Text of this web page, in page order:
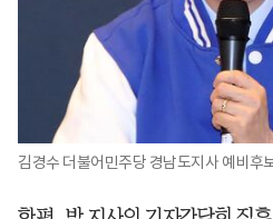
김경수 더불어민주당 경남도지사 예비후